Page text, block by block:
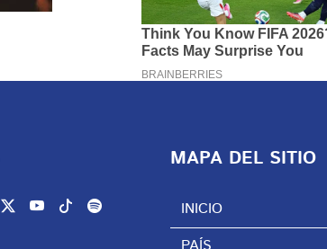
MAPA DEL SITIO
INICIO